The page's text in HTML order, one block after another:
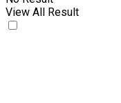
View All Result